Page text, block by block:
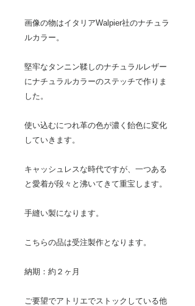
画像の物はイタリアWalpier社のナチュラ
ルカラー。
堅牢なタンニン鞣しのナチュラルレザー
にナチュラルカラーのステッチで作りま
した。
使い込むにつれ革の色が濃く飴色に変化
していきます。
キャッシュレスな時代ですが、一つある
と愛着が段々と沸いてきて重宝します。
手縫い製になります。
こちらの品は受注製作となります。
納期：約２ヶ月
ご要望でアトリエでストックしている他